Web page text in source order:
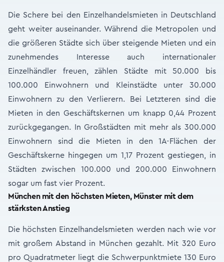
Die Schere bei den Einzelhandelsmieten in Deutschland
geht weiter auseinander. Während die Metropolen und
die größeren Städte sich über steigende Mieten und ein
zunehmendes Interesse auch internationaler
Einzelhändler freuen, zählen Städte mit 50.000 bis
100.000 Einwohnern und Kleinstädte unter 30.000
Einwohnern zu den Verlierern. Bei Letzteren sind die
Mieten in den Geschäftskernen um knapp 0,44 Prozent
zurückgegangen. In Großstädten mit mehr als 300.000
Einwohnern sind die Mieten in den 1A-Flächen der
Geschäftskerne hingegen um 1,17 Prozent gestiegen, in
Städten zwischen 100.000 und 200.000 Einwohnern
sogar um fast vier Prozent.
München mit den höchsten Mieten, Münster mit dem
stärksten Anstieg
Die höchsten Einzelhandelsmieten werden nach wie vor
mit großem Abstand in München gezahlt. Mit 320 Euro
pro Quadratmeter liegt die Schwerpunktmiete 130 Euro